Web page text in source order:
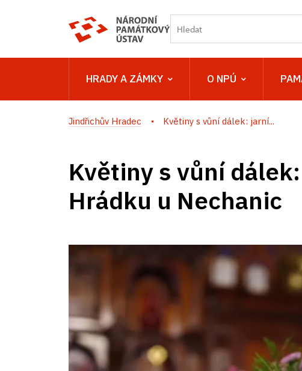
HRADY A ZÁMKY O NPÚ
Jindřichův Hradec Květiny s vůní dálek: jarní...
Květiny s vůní
Hrádku u Nechanic